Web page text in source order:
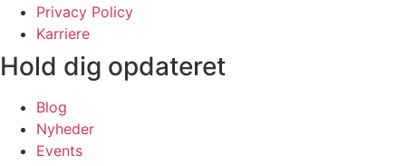
Privacy Policy
Karriere
Hold dig opdateret
Blog
Nyheder
Events